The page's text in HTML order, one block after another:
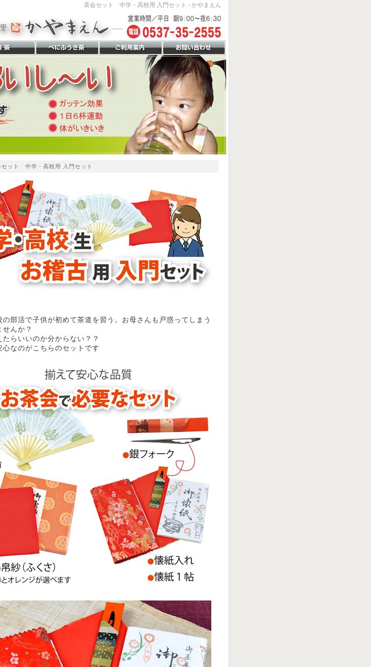
茶会セット 中学・高校用 入門セット - かやまえん
セット 中学・高校用 入門セット
の部活で子供が初めて茶道を習う。お母さんも戸惑ってしまう
んか？
たらいいのか分からない？？
心なのがこちらのセットです